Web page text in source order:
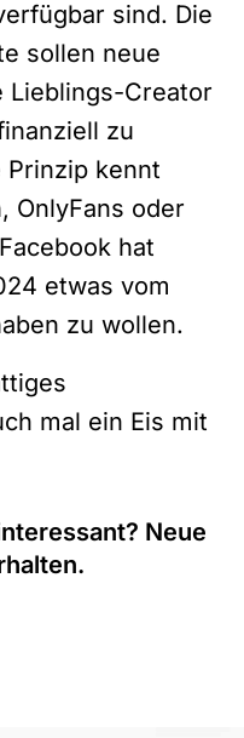
sind. Die
sollen neue
Lieblings-Creator
zu
kennt
OnlyFans oder
hat
etwas vom
zu wollen.
mal ein Eis mit
Neue